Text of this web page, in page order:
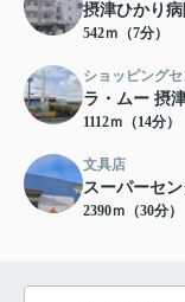
摂津ひかり
542ｍ（7分）
ショッピング
ラ・ムー 摂
1112ｍ（14分）
文具店
スーパーセ
2390ｍ（30分）